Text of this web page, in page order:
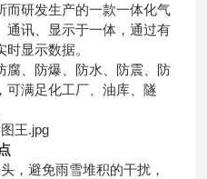
而研发生产的一款一体化气
通讯、显示于一体，通过有
显示数据。
、防爆、防水、防震、防
可满足化工厂、油库、隧
避免雨雪堆积的干扰，